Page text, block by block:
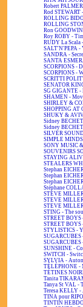
Robert
Rod STEWART
ROLLING
ROLLING
Ron
Roy ROBY -
RUDY La Scala
SALT'N'PEPA -
SANDRA -
SANTA
SCORPIONS -
SCORPIONS -
SCRITTI
SENATOR
SG GIGANTE -
SHAMEN -
SHIRLEY &
SHOPPING AT
SHUKY &
Sidney
Sidney
SILVER
SIMPLE
SONY MUSIC
SOUVENIRS
STAYING
STEALERS
Stephan
Stephan
Stephan
Stéphane
STEVE
STEVE
STEVE
STING - The
STREET BOYS
STREET BOYS
STYLISTICS -
SUGARCUBES
SUNSHINE -
SWITCH -
SYLVIA -
TÉLÉPHONE -
TÉTINES
Tanita
Tanya St VAL -
Teresa KELLY -
TINA pour
TINTIN